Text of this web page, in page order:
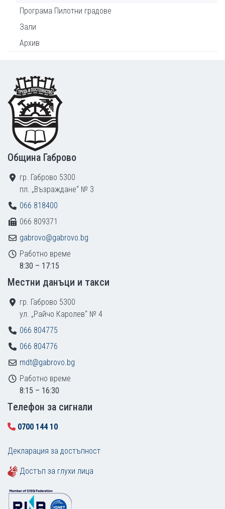
Програма Пилотни градове
Зали
Архив
Footer
Община Габрово
гр. Габрово 5300
пл. „Възраждане“ № 3
066 818400
066 809371
gabrovo@gabrovo.bg
Работно време
8:30 – 17:15
Местни данъци и такси
гр. Габрово 5300
ул. „Райчо Каролев“ № 4
066 804775
066 804776
mdt@gabrovo.bg
Работно време
8:15 – 16:30
Tелефон за сигнали
0700 144 10
Декларация за достъпност
Достъп за глухи лица